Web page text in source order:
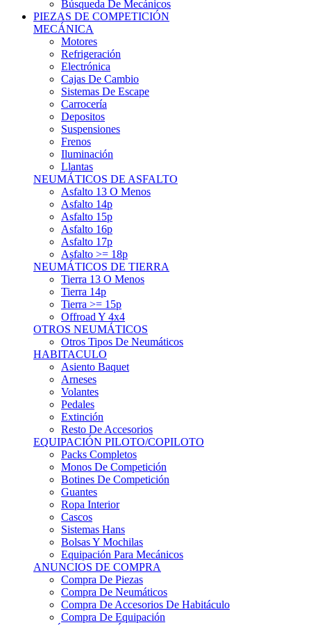
MECÁNICA
Motores
Refrigeración
Electrónica
Cajas De Cambio
Sistemas De Escape
Carrocería
Depositos
Suspensiones
Frenos
Iluminación
Llantas
NEUMÁTICOS DE ASFALTO
Asfalto 13 O Menos
Asfalto 14p
Asfalto 15p
Asfalto 16p
Asfalto 17p
Asfalto >= 18p
NEUMÁTICOS DE TIERRA
Tierra 13 O Menos
Tierra 14p
Tierra >= 15p
Offroad Y 4x4
OTROS NEUMÁTICOS
Otros Tipos De Neumáticos
HABITACULO
Asiento Baquet
Arneses
Volantes
Pedales
Extinción
Resto De Accesorios
EQUIPACIÓN PILOTO/COPILOTO
Packs Completos
Monos De Competición
Botines De Competición
Guantes
Ropa Interior
Cascos
Sistemas Hans
Bolsas Y Mochilas
Equipación Para Mecánicos
ANUNCIOS DE COMPRA
Compra De Piezas
Compra De Neumáticos
Compra De Accesorios De Habitáculo
Compra De Equipación
VEHÍCULOS CLÁSICOS